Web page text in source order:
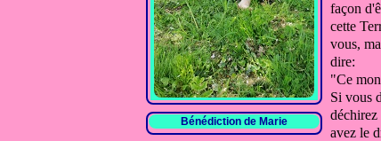
Bénédiction de Marie
façon
cette
vous,
dire:
"Ce
Si vous
déchirez
avez le